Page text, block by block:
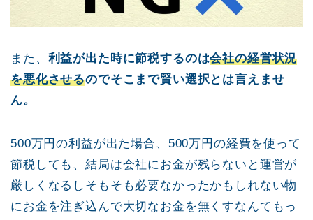
また、 利益が出た時に節税するのは会社の経営状況
を悪化させるのでそこまで賢い選択とは言えませ
ん。
500万円の利益が出た場合、500万円の経費を使って
節税しても、結局は会社にお金が残らないと運営が
厳しくなるしそもそも必要なかったかもしれない物
にお金を注ぎ込んで大切なお金を無くすなんてもっ